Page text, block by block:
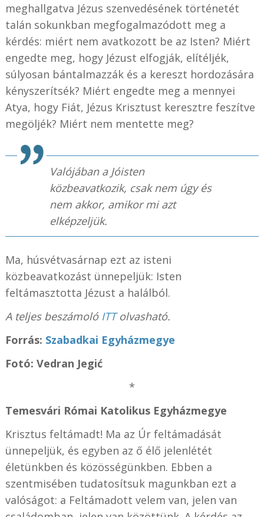
meghallgatva Jézus szenvedésének történetét
talán sokunkban megfogalmazódott meg a
kérdés: miért nem avatkozott be az Isten? Miért
engedte meg, hogy Jézust elfogják, elítéljék,
súlyosan bántalmazzák és a kereszt hordozására
kényszerítsék? Miért engedte meg a mennyei
Atya, hogy Fiát, Jézus Krisztust keresztre feszítve
megöljék? Miért nem mentette meg?
Valójában a Jóisten
közbeavatkozik, csak nem úgy és
nem akkor, amikor mi azt
elképzeljük.
Ma, húsvétvasárnap ezt az isteni
közbeavatkozást ünnepeljük: Isten
feltámasztotta Jézust a halálból.
A teljes beszámoló ITTolvasható.
Forrás: Szabadkai Egyházmegye
Fotó: Vedran Jegić
*
Temesvári Római Katolikus Egyházmegye
Krisztus feltámadt! Ma az Úr feltámadását
ünnepeljük, és egyben az ő élő jelenlétét
életünkben és közösségünkben. Ebben a
szentmisében tudatosítsuk magunkban ezt a
valóságot: a Feltámadott velem van, jelen van